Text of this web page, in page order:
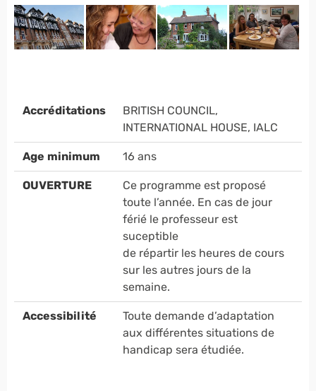
Accréditations
BRITISH COUNCIL,
INTERNATIONAL HOUSE, IALC
Age minimum 16 ans
OUVERTURE
Ce programme est proposé
toute l’année. En cas de jour
férié le professeur est
suceptible
de répartir les heures de cours
sur les autres jours de la
semaine.
Accessibilité
Toute demande d’adaptation
aux différentes situations de
handicap sera étudiée.